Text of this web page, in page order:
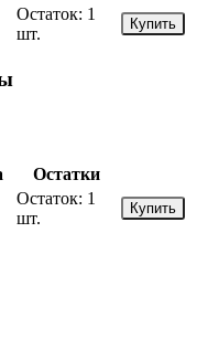
Остаток: 1
шт.
Купить
Остатки
Остаток: 1
шт.
Купить